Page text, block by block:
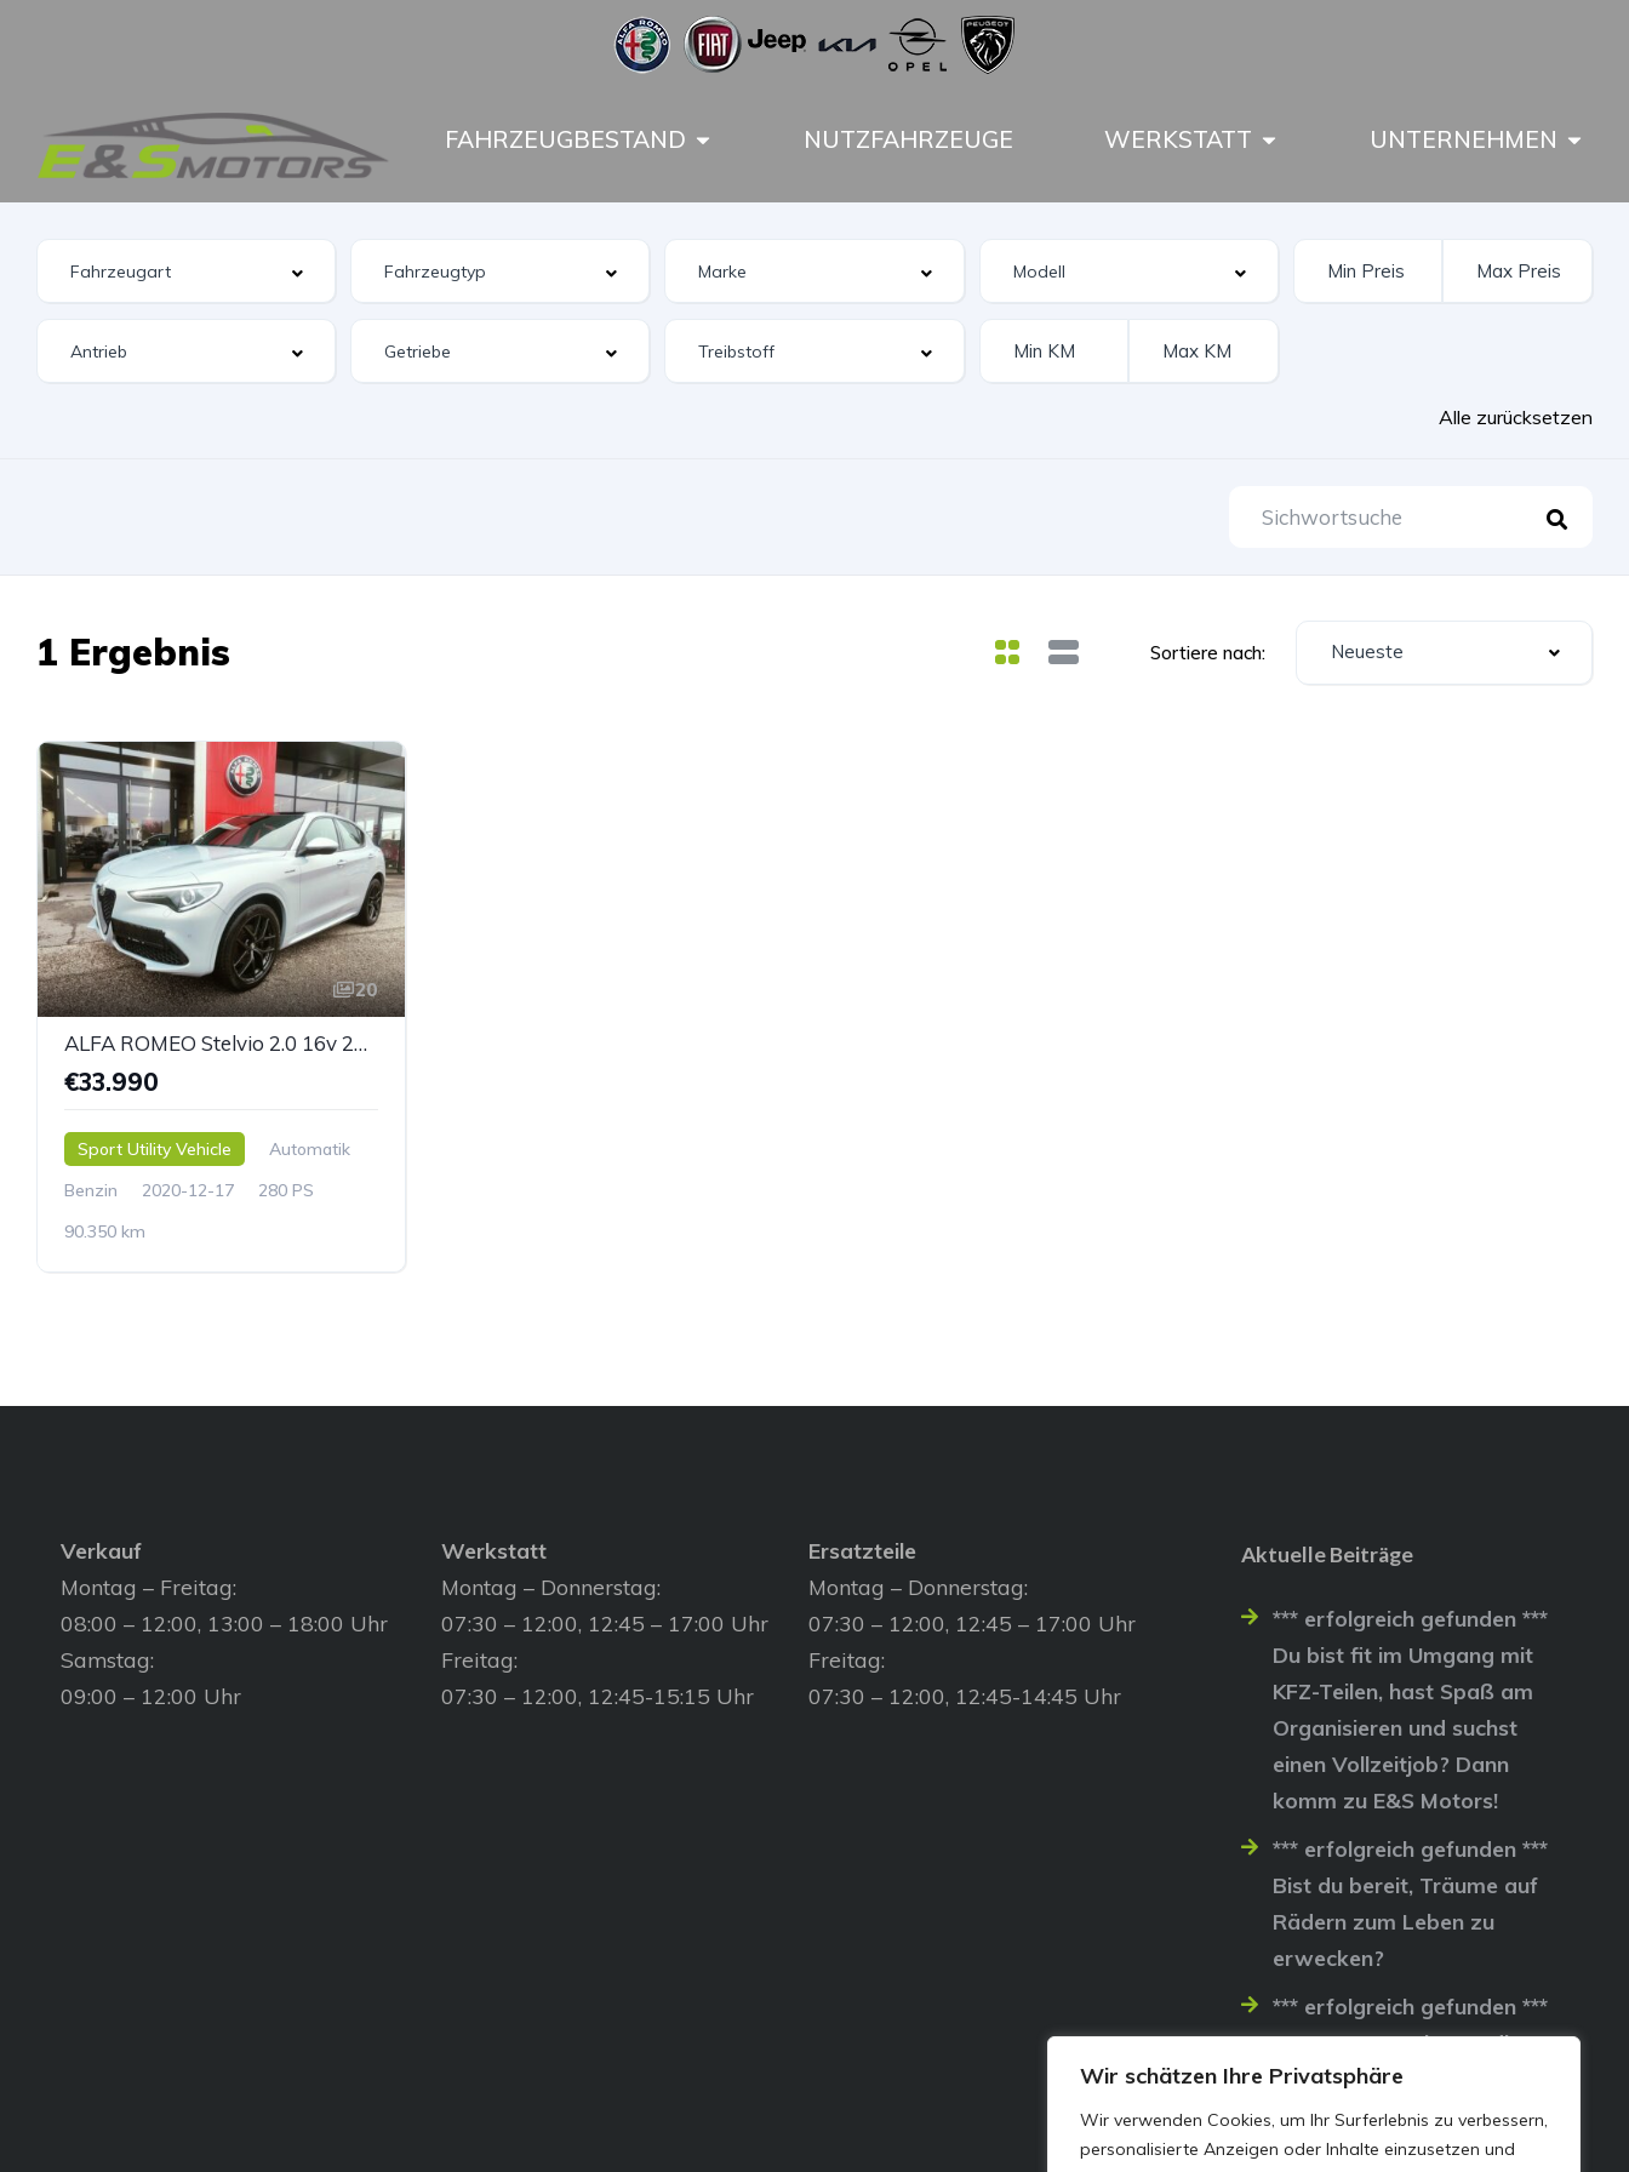
Wir schätzen Ihre Privatsphäre
Wir verwenden Cookies, um Ihr Surferlebnis zu verbessern,
personalisierte Anzeigen oder Inhalte einzusetzen und
FAHRZEUGBESTAND NUTZFAHRZEUGE WERKSTATT UNTERNEHMEN
Alle zurücksetzen
1 Ergebnis Sortiere nach: Neueste
20
ALFA ROMEO Stelvio 2.0 16v 280 At8 Q4 Veloce, Panoramadach
€33.990
Sport Utility Vehicle
Automatik
Benzin
2020-12-17
280 PS
90.350 km
Verkauf
Montag – Freitag:
08:00 – 12:00, 13:00 – 18:00 Uhr
Samstag:
09:00 – 12:00 Uhr
Werkstatt
Montag – Donnerstag:
07:30 – 12:00, 12:45 – 17:00 Uhr
Freitag:
07:30 – 12:00, 12:45-15:15 Uhr
Ersatzteile
Montag – Donnerstag:
07:30 – 12:00, 12:45 – 17:00 Uhr
Freitag:
07:30 – 12:00, 12:45-14:45 Uhr
Aktuelle Beiträge
*** erfolgreich gefunden ***
Du bist fit im Umgang mit
KFZ-Teilen, hast Spaß am
Organisieren und suchst
einen Vollzeitjob? Dann
komm zu E&S Motors!
*** erfolgreich gefunden ***
Bist du bereit, Träume auf
Rädern zum Leben zu
erwecken?
*** erfolgreich gefunden ***
Lass uns gemeinsam die
Straßen erobern…